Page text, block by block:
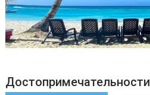
Достопримечательности